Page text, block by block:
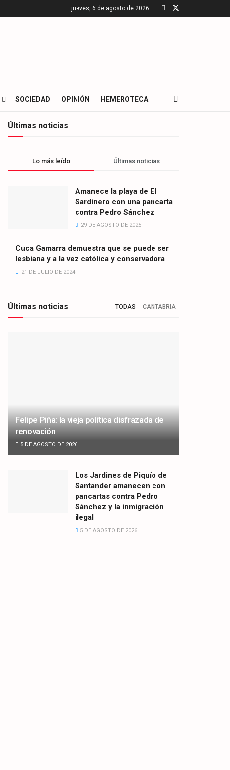
jueves, 6 de agosto de 2026
SOCIEDAD OPINIÓN HEMEROTECA
Últimas noticias
Lo más leído Últimas noticias
Amanece la playa de El
Sardinero con una pancarta
contra Pedro Sánchez
29 DE AGOSTO DE 2025
Cuca Gamarra demuestra que se puede ser
lesbiana y a la vez católica y conservadora
21 DE JULIO DE 2024
Últimas noticias TODAS CANTABRIA
Felipe Piña: la vieja política disfrazada de
renovación
5 DE AGOSTO DE 2026
Los Jardines de Piquío de
Santander amanecen con
pancartas contra Pedro
Sánchez y la inmigración
ilegal
5 DE AGOSTO DE 2026